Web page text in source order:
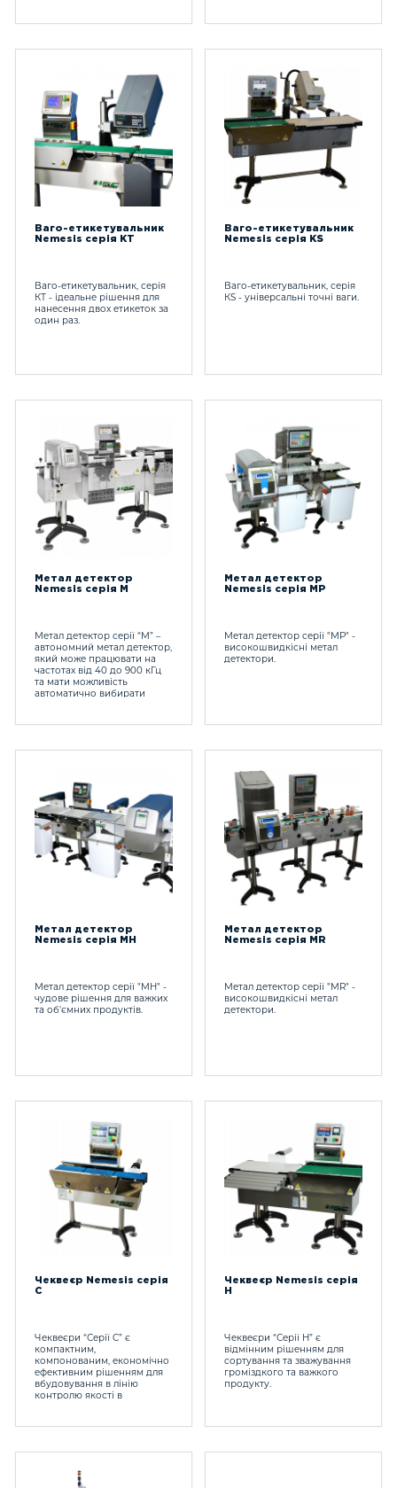
Ваго-етикетувальник
Nemesis серія KT
Ваго-етикетувальник, серія
КТ - ідеальне рішення для
нанесення двох етикеток за
один раз.
Ваго-етикетувальник
Nemesis серія KS
Ваго-етикетувальник, серія
КS - універсальні точні ваги.
Метал детектор
Nemesis серія М
Метал детектор серії “М” –
автономний метал детектор,
який може працювати на
частотах від 40 до 900 кГц
та мати можливість
автоматично вибирати
Метал детектор
Nemesis серія MP
Метал детектор серії "МP" -
високошвидкісні метал
детектори.
Метал детектор
Nemesis серія МH
Метал детектор серії "МH" -
чудове рішення для важких
та об'ємних продуктів.
Метал детектор
Nemesis серія МR
Метал детектор серії "MR" -
високошвидкісні метал
детектори.
Чеквеєр Nemesis серія
C
Чеквеєри “Серії C” є
компактним,
компонованим, економічно
ефективним рішенням для
вбудовування в лінію
контролю якості в
Чеквеєр Nemesis серія
H
Чеквеєри “Серії Н” є
відмінним рішенням для
сортування та зважування
громіздкого та важкого
продукту.